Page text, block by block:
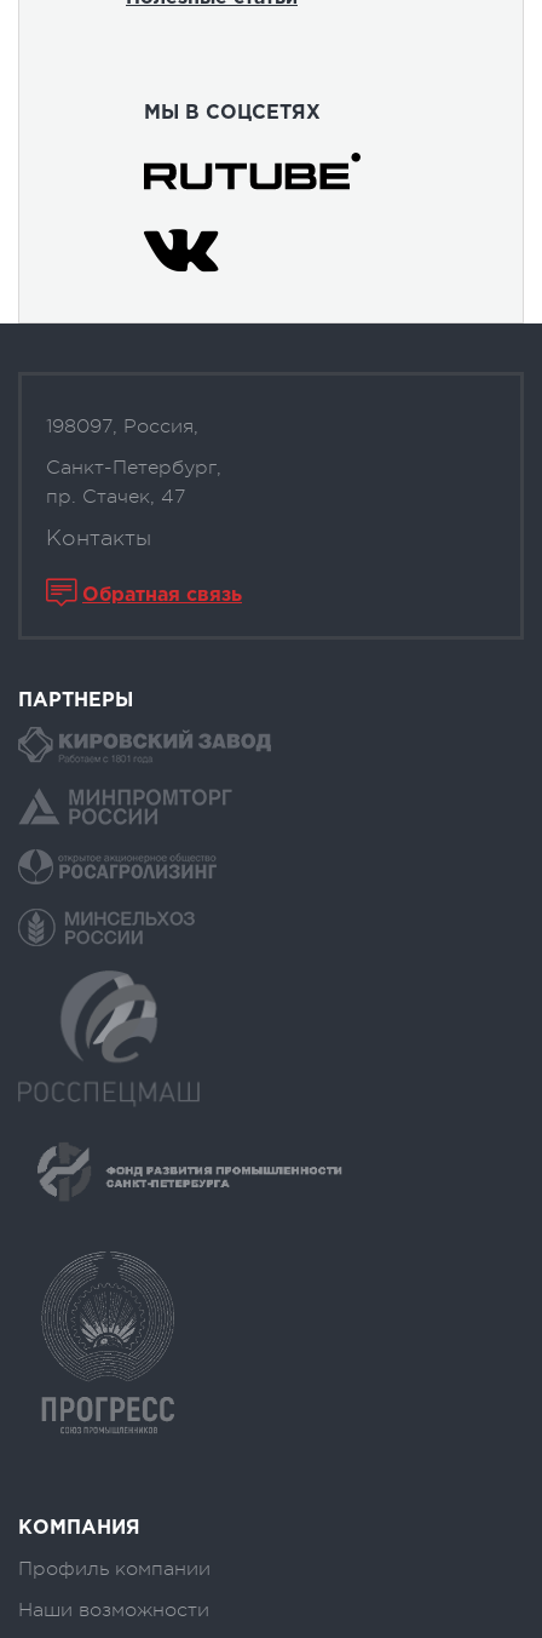
МЫ В СОЦСЕТЯХ
198097, Россия,
Санкт-Петербург,
пр. Стачек, 47
Контакты
Обратная связь
ПАРТНЕРЫ
КОМПАНИЯ
Профиль компании
Наши возможности